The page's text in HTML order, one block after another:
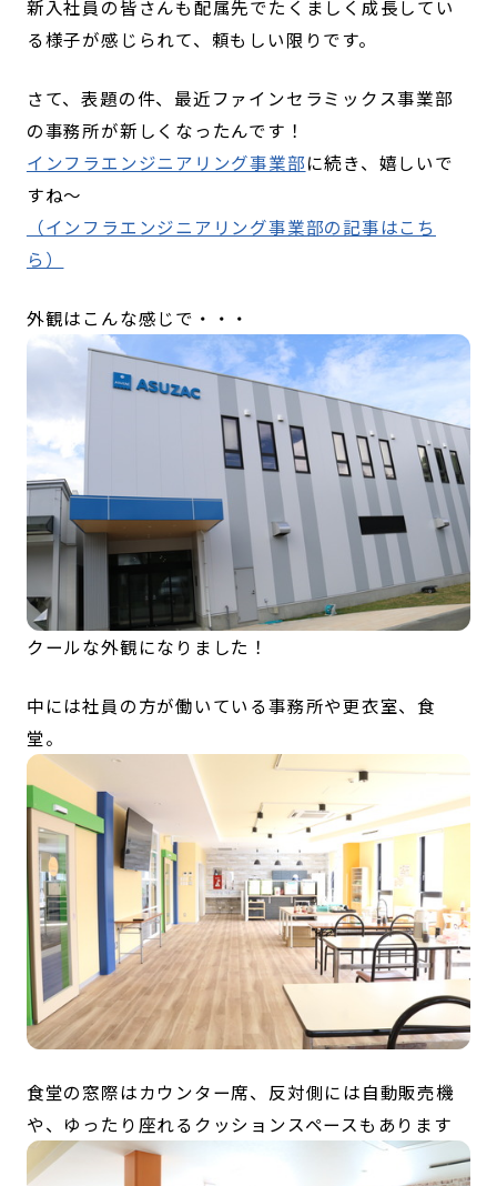
新入社員の皆さんも配属先でたくましく成長してい
る様子が感じられて、頼もしい限りです。
さて、表題の件、最近ファインセラミックス事業部
の事務所が新しくなったんです！
インフラエンジニアリング事業部に続き、嬉しいで
すね～
（インフラエンジニアリング事業部の記事はこち
ら）
外観はこんな感じで・・・
クールな外観になりました！
中には社員の方が働いている事務所や更衣室、食
堂。
食堂の窓際はカウンター席、反対側には自動販売機
や、ゆったり座れるクッションスペースもあります